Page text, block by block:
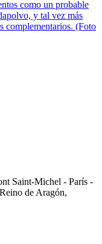
Saint-Michel - París -
de Aragón,